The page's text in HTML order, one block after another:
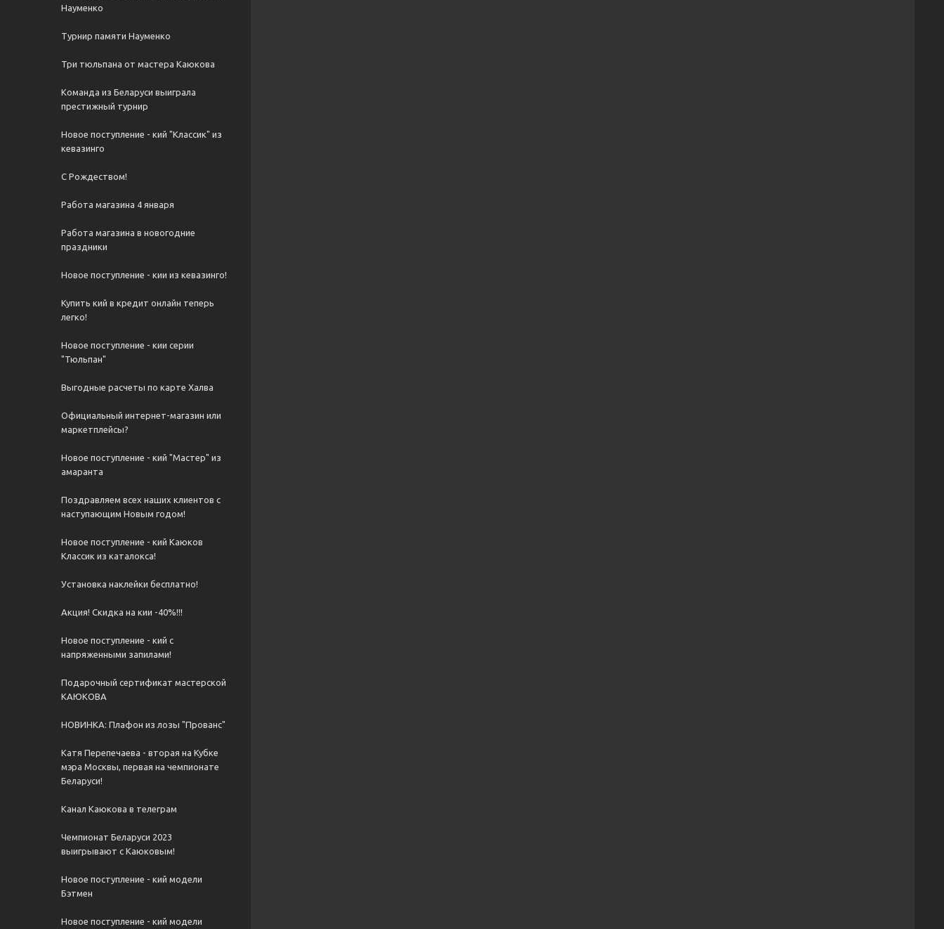
Науменко
Турнир памяти Науменко
Три тюльпана от мастера Каюкова
Команда из Беларуси выиграла
престижный турнир
Новое поступление - кий "Классик" из
кевазинго
С Рождеством!
Работа магазина 4 января
Работа магазина в новогодние
праздники
Новое поступление - кии из кевазинго!
Купить кий в кредит онлайн теперь
легко!
Новое поступление - кии серии
"Тюльпан"
Выгодные расчеты по карте Халва
Официальный интернет-магазин или
маркетплейсы?
Новое поступление - кий "Мастер" из
амаранта
Поздравляем всех наших клиентов с
наступающим Новым годом!
Новое поступление - кий Каюков
Классик из каталокса!
Установка наклейки бесплатно!
Акция! Скидка на кии -40%!!!
Новое поступление - кий с
напряженными запилами!
Подарочный сертификат мастерской
КАЮКОВА
НОВИНКА: Плафон из лозы "Прованс"
Катя Перепечаева - вторая на Кубке
мэра Москвы, первая на чемпионате
Беларуси!
Канал Каюкова в телеграм
Чемпионат Беларуси 2023
выигрывают с Каюковым!
Новое поступление - кий модели
Бэтмен
Новое поступление - кий модели